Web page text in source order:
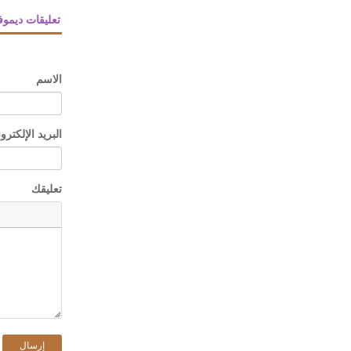
تعليقات
الاسم
البريد
تعليقك